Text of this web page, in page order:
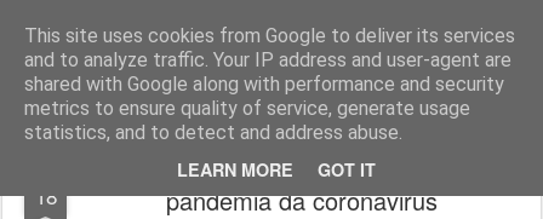
This site uses cookies from Google to deliver its services
and to analyze traffic. Your IP address and user-agent are
shared with Google along with performance and security
metrics to ensure quality of service, generate usage
statistics, and to detect and address abuse.
LEARN MORE GOT IT
AutoMotoCorse. Motorsport Random News 280912
18
Ferrari prosegue l’impegno contro la
pandemia da coronavirus